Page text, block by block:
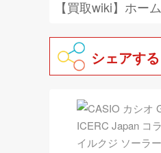
【買取wiki】ホーム
シェアする